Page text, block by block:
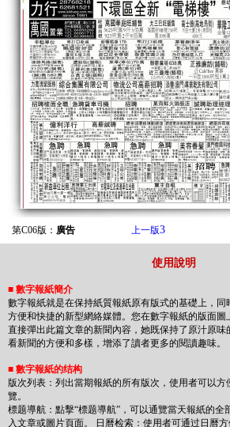
使用說明
■ 數字報紙簡介
數字報紙就是在保持紙質報紙原有版式的基礎上，同
方便和快捷的新型網絡媒體。您在數字報紙的版面
直接彈出此篇文章的新聞內容，她既保持了原汁原
看新聞的方便和多樣，增添了讀者更多的閱讀趣味。
■ 數字報紙的结构
版次列表：列出當期報紙的所有版次，使用者可以方
覽。
標题導航：點擊“標题導航”，可以通覽當天報紙的全
入文章或圖片頁面。 日曆检索：使用者可通过日曆
第C06版： 廣告 上一版3